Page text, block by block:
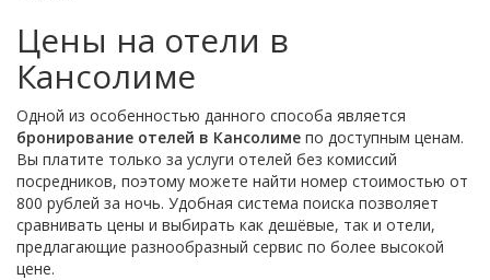
Цены на отели в
Кансолиме
Одной из особенностью данного способа является
бронирование отелей в Кансолиме по доступным ценам.
Вы платите только за услуги отелей без комиссий
посредников, поэтому можете найти номер стоимостью от
800 рублей за ночь. Удобная система поиска позволяет
сравнивать цены и выбирать как дешёвые, так и отели,
предлагающие разнообразный сервис по более высокой
цене.